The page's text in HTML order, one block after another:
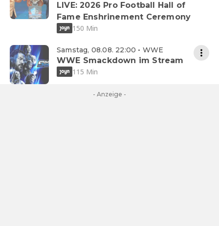
LIVE: 2026 Pro Football Hall of
Fame Enshrinement Ceremony
150 Min
Samstag, 08.08. 22:00 • WWE
WWE Smackdown im Stream
115 Min
- Anzeige -